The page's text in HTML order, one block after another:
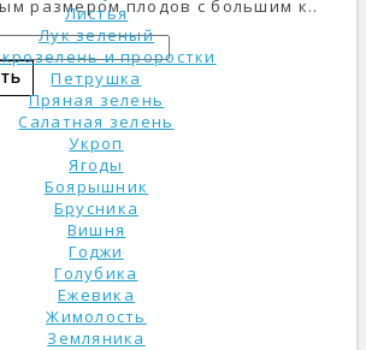
Листья
Лук зеленый
и проростки
Петрушка
Пряная зелень
Салатная зелень
Укроп
Ягоды
Боярышник
Брусника
Вишня
Годжи
Голубика
Ежевика
Жимолость
Земляника
размером плодов с большим к..